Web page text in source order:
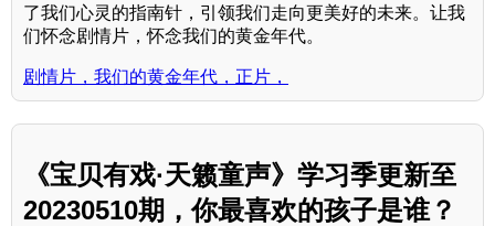
了我们心灵的指南针，引领我们走向更美好的未来。让我
们怀念剧情片，怀念我们的黄金年代。
剧情片，我们的黄金年代，正片，
《宝贝有戏·天籁童声》学习季更新至
20230510期，你最喜欢的孩子是谁？